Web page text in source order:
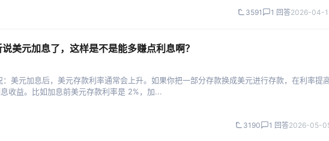
3591 1 回答2026-04-
美元加息了，这样是不是能多赚点利息啊？
美元加息后，美元存款利率通常会上升。如果你把一部分存款换成美元进行存款，在利率提
收益。比如加息前美元存款利率是 2%，加...
3190 1 回答2026-05-